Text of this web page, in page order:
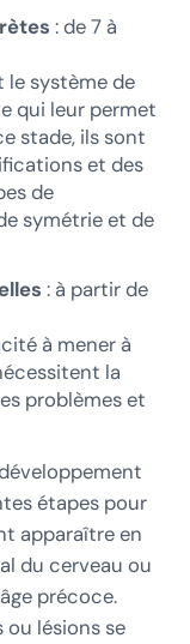
: de 7 à
le système de
qui leur permet
stade, ils sont
et des
de
symétrie et de
: à partir de
à mener à
la
problèmes et
étapes pour
apparaître en
du cerveau ou
précoce.
ou lésions se